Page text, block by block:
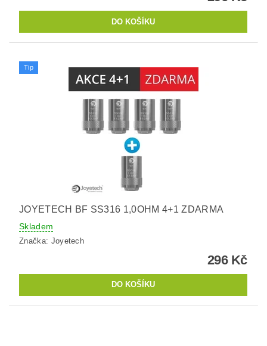
Tip
JOYETECH BF SS316 1,0OHM 4+1 ZDARMA
Skladem
Značka: Joyetech
296 Kč